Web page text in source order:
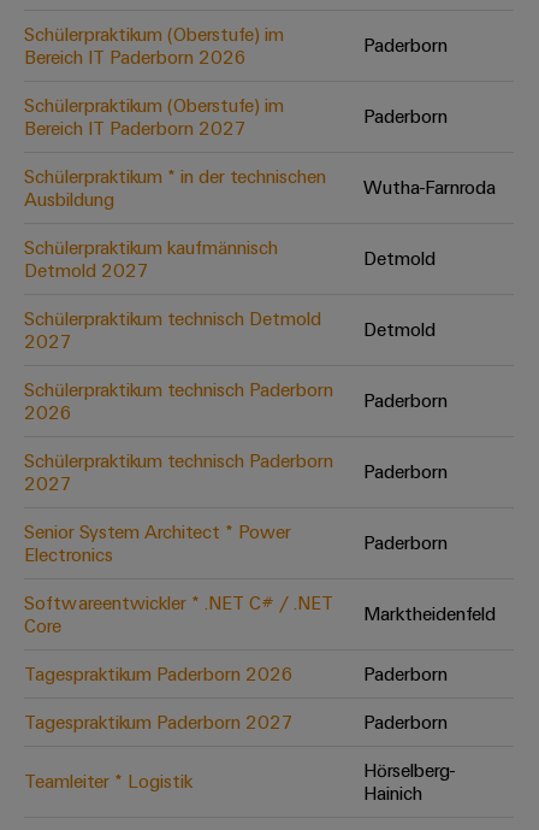
Unsere Neuheiten
im Bereich
Digital
neuen Niveau
schnell
Schülerpraktikum (Oberstufe) im
Bereich IT Paderborn 2026
Paderborn
Schülerpraktikum (Oberstufe) im
Bereich IT Paderborn 2027
Paderborn
Schülerpraktikum * in der technischen
Ausbildung
Wutha-Farnroda
Schülerpraktikum kaufmännisch
Detmold 2027
Detmold
Schülerpraktikum technisch Detmold
2027
Detmold
Schülerpraktikum technisch Paderborn
2026
Paderborn
Schülerpraktikum technisch Paderborn
2027
Paderborn
Senior System Architect * Power
Electronics
Paderborn
Softwareentwickler * .NET C# / .NET
Core
Marktheidenfeld
Tagespraktikum Paderborn 2026
Paderborn
Tagespraktikum Paderborn 2027
Paderborn
Teamleiter * Logistik
Hörselberg-
Hainich